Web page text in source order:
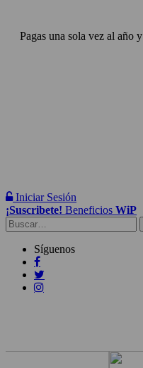
Pagas una sola vez al año
Iniciar Sesión
¡Suscribete! Beneficios WiP
Buscar:
Síguenos